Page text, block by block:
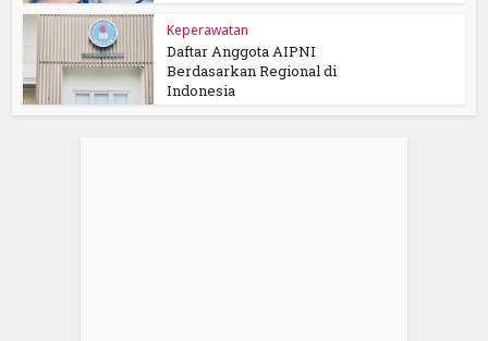
Keperawatan
Daftar Anggota AIPNI
Berdasarkan Regional di
Indonesia